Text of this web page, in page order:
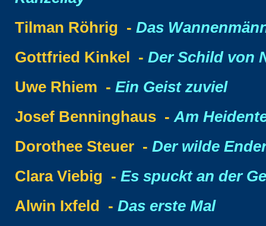
Tilman Röhrig - Das
Gottfried Kinkel - Der Schild von
Uwe Rhiem - Ein Geist zuviel
Josef Benninghaus -Am
Dorothee Steuer - Der wilde
Clara Viebig - Es spuckt an der
Alwin Ixfeld - Das erste Mal